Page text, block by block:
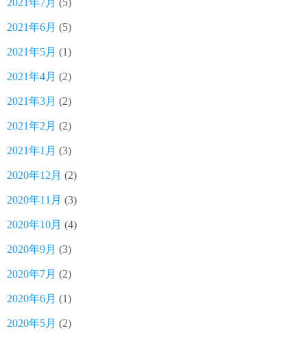
2021年6月 (5)
2021年5月 (1)
2021年4月 (2)
2021年3月 (2)
2021年2月 (2)
2021年1月 (3)
2020年12月 (2)
2020年11月 (3)
2020年10月 (4)
2020年9月 (3)
2020年7月 (2)
2020年6月 (1)
2020年5月 (2)